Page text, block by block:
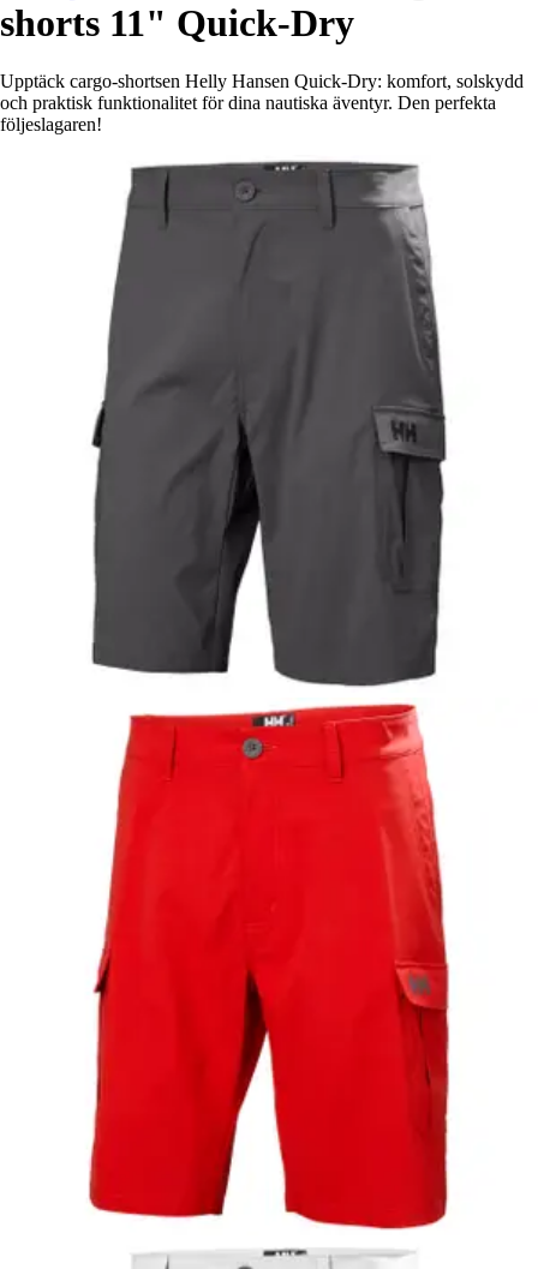
shorts 11" Quick-Dry
Upptäck cargo-shortsen Helly Hansen Quick-Dry: komfort, solskydd
och praktisk funktionalitet för dina nautiska äventyr. Den perfekta
följeslagaren!